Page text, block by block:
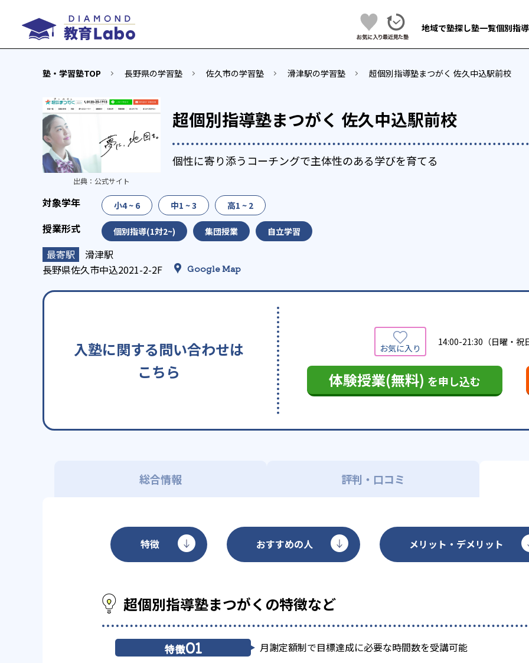
地域で塾探し塾一覧個別指
塾・学習塾TOP 長野県の学習塾 佐久市の学習塾 滑津駅の学習塾 超個別指導塾まつがく 佐久中込駅前校
超個別指導塾まつがく 佐久中込駅前校
個性に寄り添うコーチングで主体性のある学びを育てる
出典： 公式サイト
小4 ~ 6 中1 ~ 3 高1 ~ 2
個別指導(1対2~) 集団授業 自立学習
滑津駅
長野県佐久市中込2021-2-2F
Google Map
入塾に関する問い合わせは
こちら
14:00-21:30（日曜・祝
体験授業(無料) を申し込む
総合情報 評判・口コミ
特徴 おすすめの人 メリット・デメリット
超個別指導塾まつがくの特徴など
特徴01 月謝定額制で目標達成に必要な時間数を受講可能